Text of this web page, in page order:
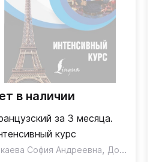
в наличии
за 3 месяца.
курс
София Андреевна, Долгорукова Наталия Михайловна